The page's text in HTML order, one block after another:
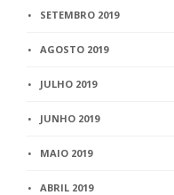
SETEMBRO 2019
AGOSTO 2019
JULHO 2019
JUNHO 2019
MAIO 2019
ABRIL 2019